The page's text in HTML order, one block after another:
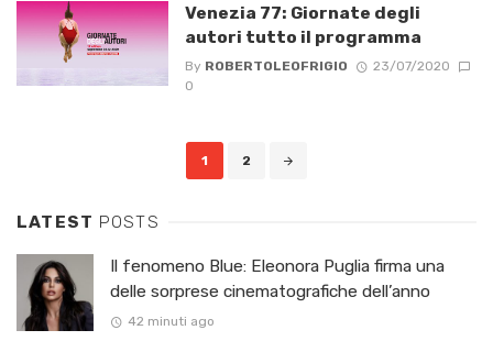
Venezia 77: Giornate degli
autori tutto il programma
By ROBERTOLEOFRIGIO
23/07/2020
0
1 2
LATEST POSTS
Il fenomeno Blue: Eleonora Puglia firma una
delle sorprese cinematografiche dell’anno
42 minuti ago